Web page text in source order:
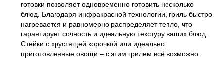
готовки позволяет одновременно готовить несколько
блюд. Благодаря инфракрасной технологии, гриль быстро
нагревается и равномерно распределяет тепло, что
гарантирует сочность и идеальную текстуру ваших блюд.
Стейки с хрустящей корочкой или идеально
приготовленные овощи – с этим грилем всё возможно.